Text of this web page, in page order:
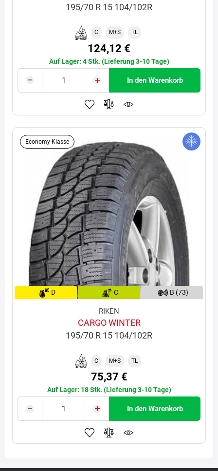
195/70 R 15 104/102R
C M+S TL
124,12 €
Auf Lager: 4 Stk. (Lieferung 3-10 Tage)
In den Warenkorb
Economy-Klasse
D C B (73)
RIKEN
CARGO WINTER
195/70 R 15 104/102R
C M+S TL
75,37 €
Auf Lager: 18 Stk. (Lieferung 3-10 Tage)
In den Warenkorb